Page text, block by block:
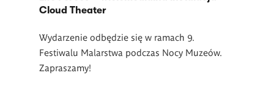
Cloud Theater
Wydarzenie odbędzie się w ramach 9.
Festiwalu Malarstwa podczas Nocy Muzeów.
Zapraszamy!